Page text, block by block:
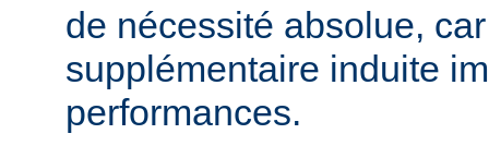
de nécessité absolue,
supplémentaire induite
performances.